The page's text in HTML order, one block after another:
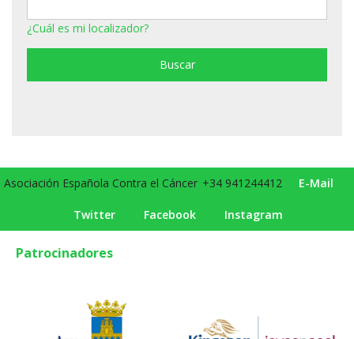
¿Cuál es mi localizador?
Asociación Española Contra el Cáncer +34 941244412 E-Mail
Twitter Facebook Instagram
Patrocinadores